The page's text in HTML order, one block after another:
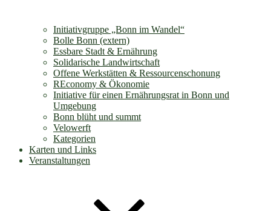
Initiativgruppe „Bonn im Wandel“
Bolle Bonn (extern)
Essbare Stadt & Ernährung
Solidarische Landwirtschaft
Offene Werkstätten & Ressourcenschonung
REconomy & Ökonomie
Initiative für einen Ernährungsrat in Bonn und
Umgebung
Bonn blüht und summt
Velowerft
Kategorien
Karten und Links
Veranstaltungen